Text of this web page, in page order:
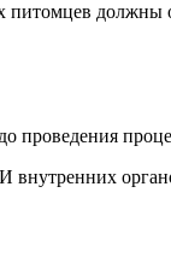
должны
проведения
внутренних